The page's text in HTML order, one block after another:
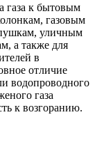
газа к бытовым
газовым
уличным
а также для
в
отличие
водопроводного
газа
к возгоранию.